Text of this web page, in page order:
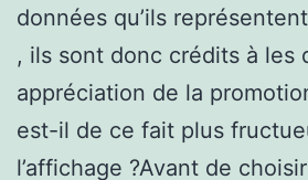
données qu’ils
, ils sont donc crédits à les
appréciation de la
est-il de ce fait plus
l’affichage ?Avant de